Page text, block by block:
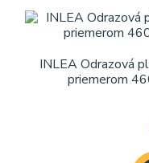
INLEA Odrazová
priemerom